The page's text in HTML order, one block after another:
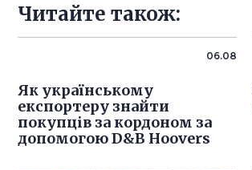
Читайте також:
06.08
Як українському
експортеру знайти
покупців за кордоном за
допомогою D&B Hoovers